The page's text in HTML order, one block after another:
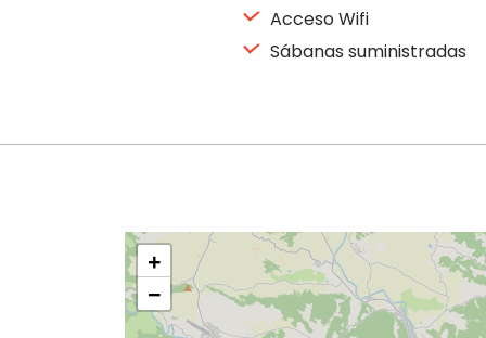
Acceso Wifi
Sábanas suministradas
+
−